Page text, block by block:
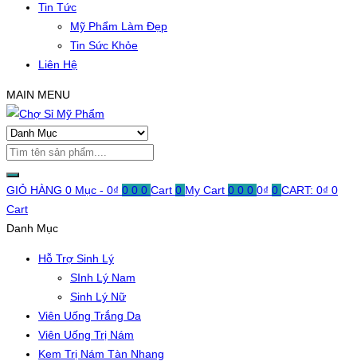
Tin Tức
Mỹ Phẩm Làm Đẹp
Tin Sức Khỏe
Liên Hệ
MAIN MENU
GIỎ HÀNG 0 Mục - 0₫ 0 0 0 Cart 0 My Cart 0 0 0 0₫ 0 CART: 0₫ 0
Cart
Danh Mục
Hỗ Trợ Sinh Lý
SInh Lý Nam
Sinh Lý Nữ
Viên Uống Trắng Da
Viên Uống Trị Nám
Kem Trị Nám Tàn Nhang